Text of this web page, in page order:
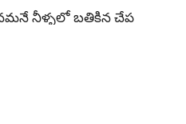
నీళ్ళలో బతికిన చేప